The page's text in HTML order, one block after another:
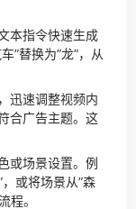
本指令快速生成
”替换为”龙”，从
迅速调整视频内
合广告主题。这
或场景设置。例
或将场景从”森
程。